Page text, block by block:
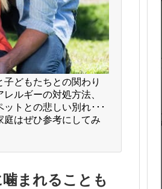
どもたちとの関わり
ルギーの対処方法、
トとの悲しい別れ･･･
庭はぜひ参考にしてみ
まれることも